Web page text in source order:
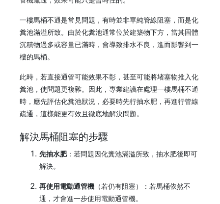
一樓馬桶不通是常見問題，有時並非單純管線阻塞，而是化
糞池滿溢所致。由於化糞池通常位於建築物下方，當其固體
沉積物過多或容量已滿時，會導致排水不良，進而影響到一
樓的馬桶。
此時，若直接通管可能效果不彰，甚至可能將堵塞物推入化
糞池，使問題更複雜。因此，專業建議在處理一樓馬桶不通
時，應先評估化糞池狀況，必要時先行抽水肥，再進行管線
疏通，這樣能更有效且徹底地解決問題。
解決馬桶阻塞的步驟
先抽水肥：若問題因化糞池滿溢所致，抽水肥後即可
解決。
再使用電動通管機 （若仍有阻塞）：若馬桶依然不
通，才會進一步使用電動通管機。